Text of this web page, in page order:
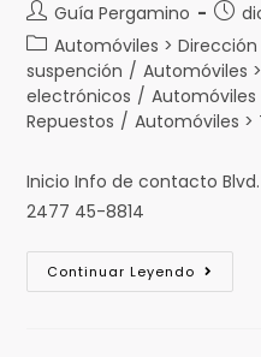
Guía Pergamino
Automóviles >
suspención / Automóviles
electrónicos / Automóviles
Repuestos / Automóviles >
Inicio Info de contacto
2477 45-8814
Continuar Leyendo